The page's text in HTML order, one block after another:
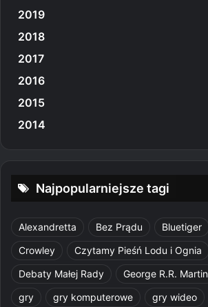
2019
2018
2017
2016
2015
2014
Najpopularniejsze tagi
Alexandretta Bez Prądu Bluetiger
Crowley
Czytamy Pieśń Lodu i Ognia
Debaty Małej Rady
George R.R. Martin
gry
gry komputerowe
gry wideo